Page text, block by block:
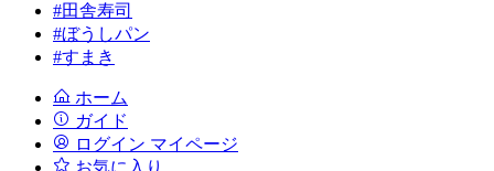
#田舎寿司
#ぼうしパン
#すまき
ホーム
ガイド
ログイン マイページ
お気に入り